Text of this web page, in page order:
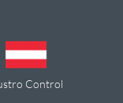
Control